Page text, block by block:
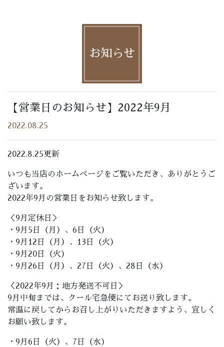
お知らせ
【営業日のお知らせ】2022年9月
2022.08.25
2022.8.25更新
いつも当店のホームページをご覧いただき、ありがとうご
ざいます。
2022年9月の営業日をお知らせ致します。
＜9月定休日＞
・9月5日（月）、6日（火）
・9月12日（月）、13日（火）
・9月20日（火）
・9月26日（月）、27日（火）、28日（水）
＜2022年9月：地方発送不可日＞
9月中旬までは、クール宅急便にてお送り致します。
常温に戻してからお召し上がりいただきますよう、宜しく
お願い致します。
・9月6日（火）、7日（水）